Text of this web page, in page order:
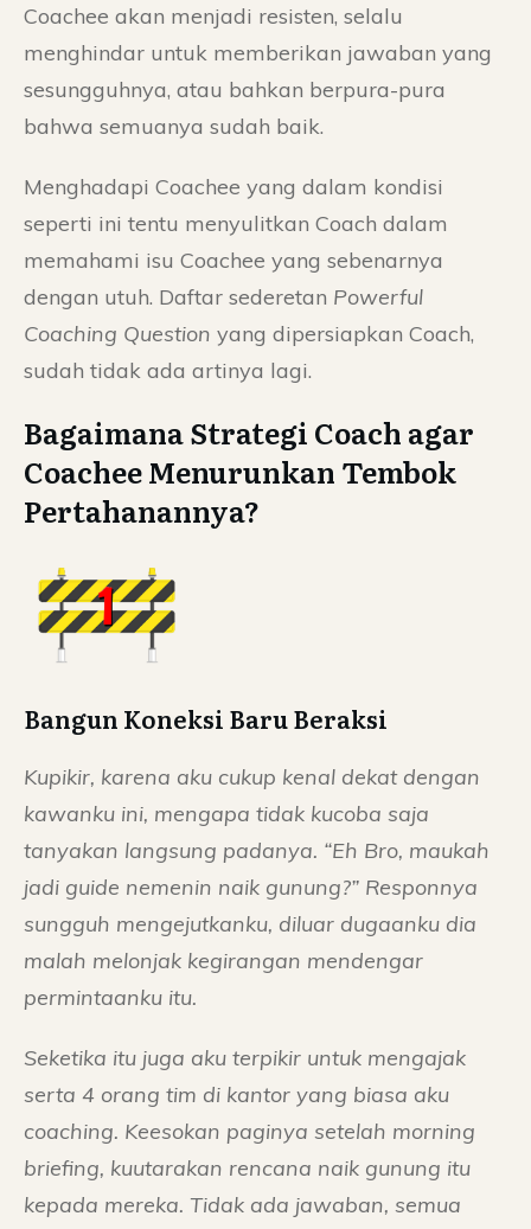
Coachee akan menjadi resisten, selalu
menghindar untuk memberikan jawaban yang
sesungguhnya, atau bahkan berpura-pura
bahwa semuanya sudah baik.
Menghadapi Coachee yang dalam kondisi
seperti ini tentu menyulitkan Coach dalam
memahami isu Coachee yang sebenarnya
dengan utuh. Daftar sederetan Powerful
Coaching Question yang dipersiapkan Coach,
sudah tidak ada artinya lagi.
Bagaimana Strategi Coach agar
Coachee Menurunkan Tembok
Pertahanannya?
Bangun Koneksi Baru Beraksi
Kupikir, karena aku cukup kenal dekat dengan
kawanku ini, mengapa tidak kucoba saja
tanyakan langsung padanya. “Eh Bro, maukah
jadi guide nemenin naik gunung?” Responnya
sungguh mengejutkanku, diluar dugaanku dia
malah melonjak kegirangan mendengar
permintaanku itu.
Seketika itu juga aku terpikir untuk mengajak
serta 4 orang tim di kantor yang biasa aku
coaching. Keesokan paginya setelah morning
briefing, kuutarakan rencana naik gunung itu
kepada mereka. Tidak ada jawaban, semua